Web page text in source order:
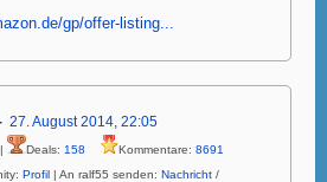
gp/offer-listing...
27. August 2014, 22:05
| Deals: 158 Kommentare: 8691
Profil | An ralf55 senden: Nachricht /